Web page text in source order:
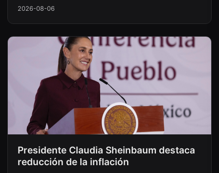
2026-08-06
Presidente Claudia Sheinbaum destaca
reducción de la inflación